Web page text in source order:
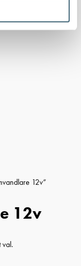
12v”
12v
val.